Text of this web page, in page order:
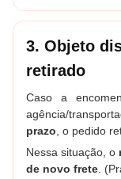
3. Objeto
retirado
Caso a
agência/
prazo , o pedido
Nessa situação, o
de novo frete